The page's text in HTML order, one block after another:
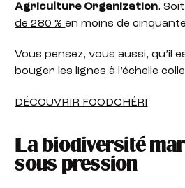
Agriculture Organization.
de 280 %en moins de
Vous pensez, vous aussi, qu’il
bouger les lignes à l’échelle
DÉCOUVRIR FOODCHÉRI
La biodiversité
sous pression